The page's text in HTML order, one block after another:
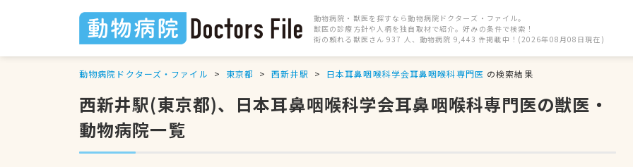
動物病院・獣医を探すなら動物病院ドクターズ・ファイル。
獣医の診療方針や人柄を独自取材で紹介。好みの条件で検索！
街の頼れる獣医さん 937 人、動物病院 9,443 件掲載中！(2026年08月08日現在)
動物病院ドクターズ・ファイル 東京都 西新井駅 日本耳鼻咽喉科学会耳鼻咽喉科専門医 の検索結果
西新井駅(東京都)、日本耳鼻咽喉科学会耳鼻咽喉科専門医の獣医・
動物病院一覧